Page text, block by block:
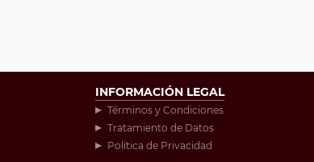
INFORMACIÓN LEGAL
Términos y Condiciones
Tratamiento de Datos
Política de Privacidad